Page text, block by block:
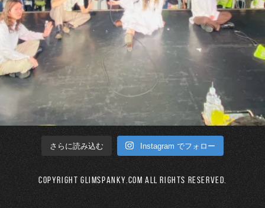
さらに読み込む Instagram でフォロー
Copyright GLIMSPANKY.COM All Rights Reserved.